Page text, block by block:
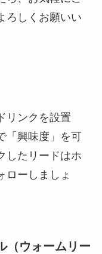
ろしくお願いい
リンクを設置
「興味度」を可
したリードはホ
ローしましょ
（ウォームリー